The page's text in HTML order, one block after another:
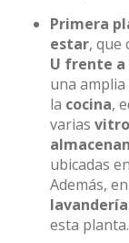
Primera
estar, que
U frente
una amplia
la cocina,
varias
ubicadas
Además,
lavandería
esta planta.